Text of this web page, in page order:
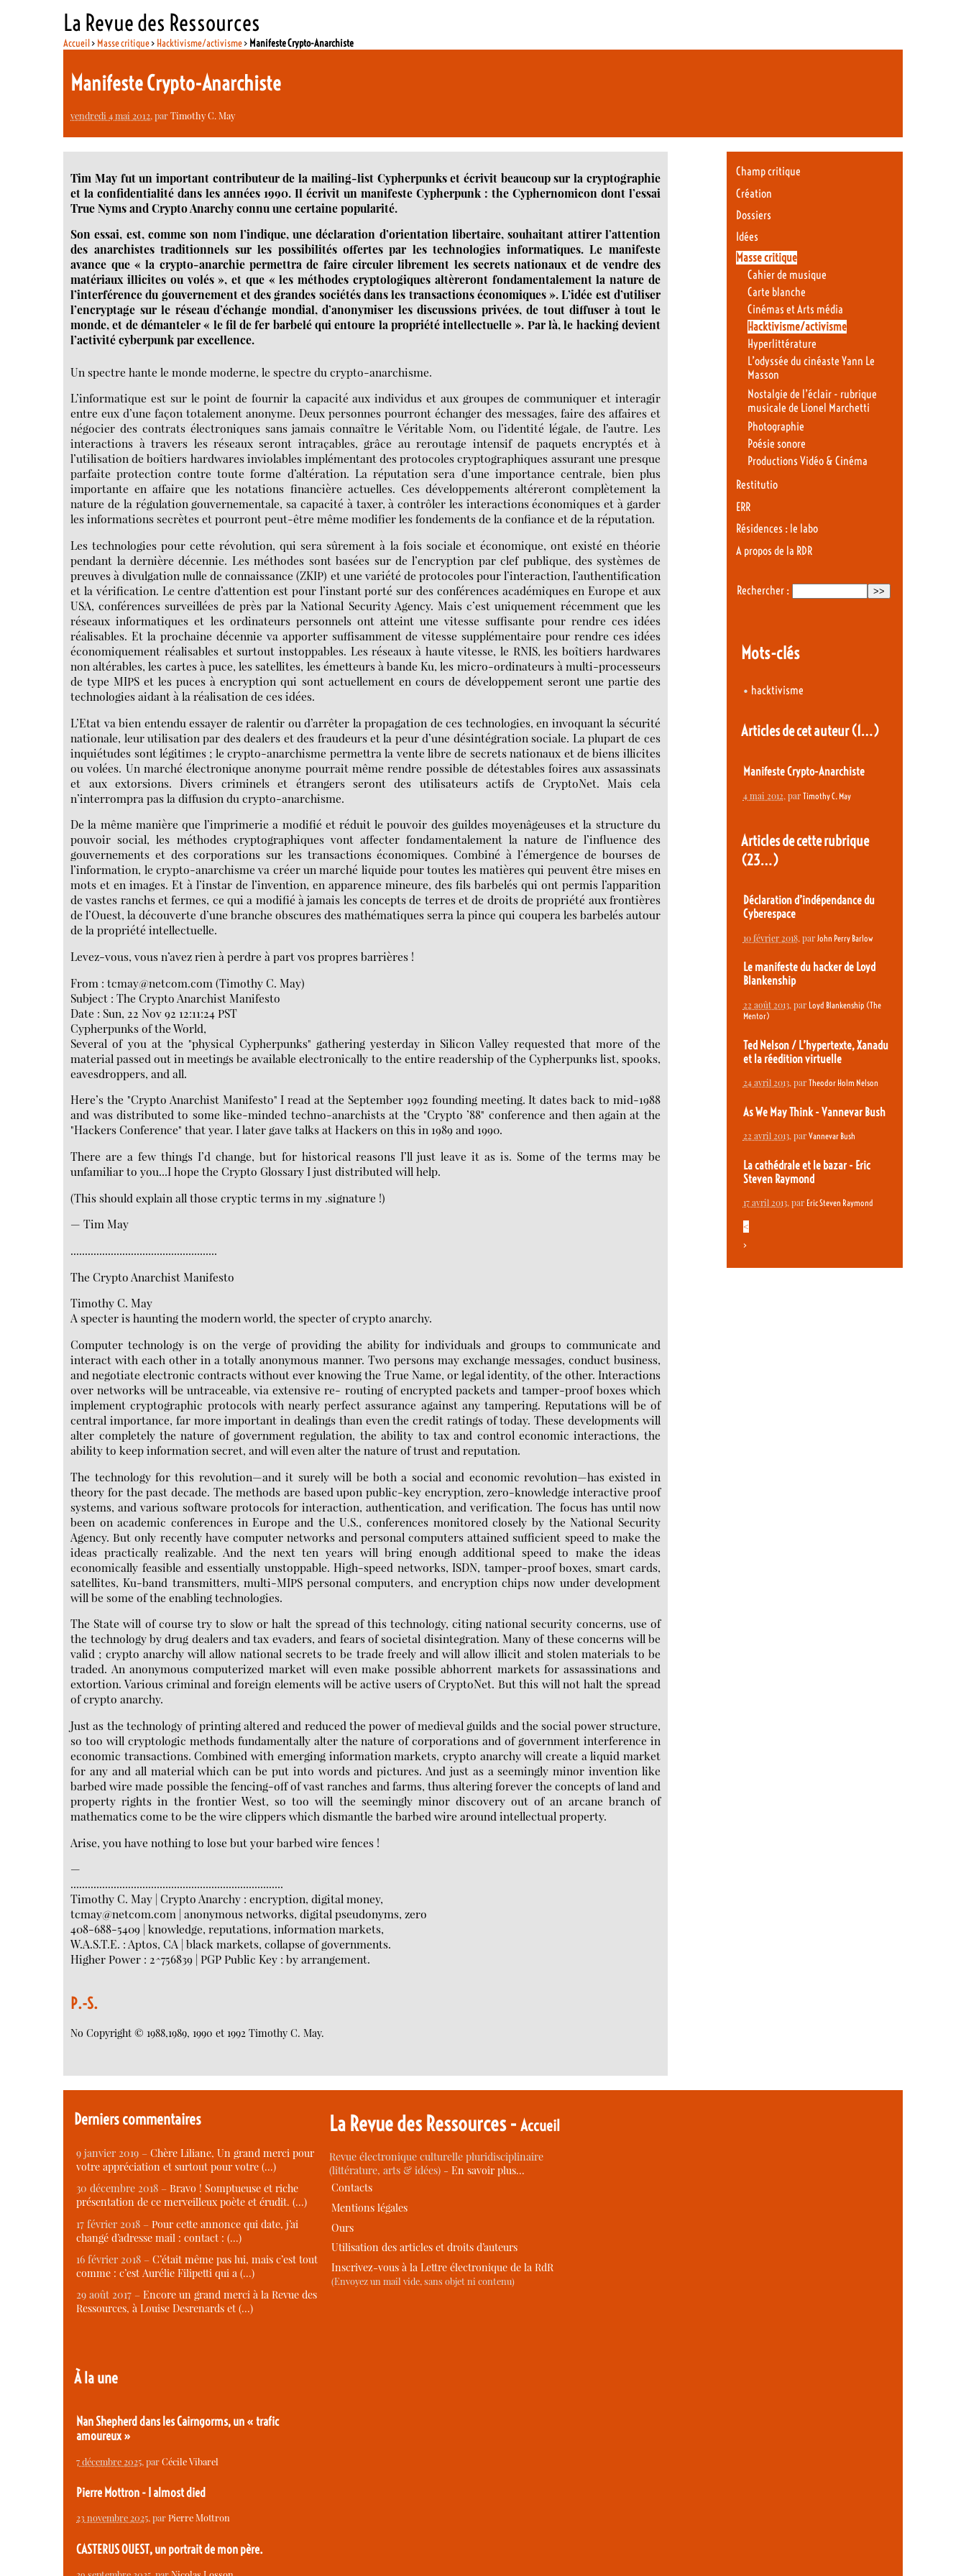
La Revue des Ressources
Accueil> Masse critique> Hacktivisme/activisme> Manifeste Crypto-Anarchiste
Manifeste Crypto-Anarchiste
vendredi 4 mai 2012, parTimothy C. May
Tim May fut un important contributeur de la mailing-list Cypherpunks et écrivit beaucoup sur la cryptographie
et la confidentialité dans les années 1990. Il écrivit un manifeste Cypherpunk : the Cyphernomicon dont l’essai
True Nyms and Crypto Anarchy connu une certaine popularité.
Son essai, est, comme son nom l’indique, une déclaration d’orientation libertaire, souhaitant attirer l’attention
des anarchistes traditionnels sur les possibilités offertes par les technologies informatiques. Le manifeste
avance que « la crypto-anarchie permettra de faire circuler librement les secrets nationaux et de vendre des
matériaux illicites ou volés », et que « les méthodes cryptologiques altèreront fondamentalement la nature de
l’interférence du gouvernement et des grandes sociétés dans les transactions économiques ». L’idée est d’utiliser
l’encryptage sur le réseau d’échange mondial, d’anonymiser les discussions privées, de tout diffuser à tout le
monde, et de démanteler « le fil de fer barbelé qui entoure la propriété intellectuelle ». Par là, le hacking devient
l’activité cyberpunk par excellence.
Un spectre hante le monde moderne, le spectre du crypto-anarchisme.
L’informatique est sur le point de fournir la capacité aux individus et aux groupes de communiquer et interagir
entre eux d’une façon totalement anonyme. Deux personnes pourront échanger des messages, faire des affaires et
négocier des contrats électroniques sans jamais connaître le Véritable Nom, ou l’identité légale, de l’autre. Les
interactions à travers les réseaux seront intraçables, grâce au reroutage intensif de paquets encryptés et à
l’utilisation de boîtiers hardwares inviolables implémentant des protocoles cryptographiques assurant une presque
parfaite protection contre toute forme d’altération. La réputation sera d’une importance centrale, bien plus
importante en affaire que les notations financière actuelles. Ces développements altéreront complètement la
nature de la régulation gouvernementale, sa capacité à taxer, à contrôler les interactions économiques et à garder
les informations secrètes et pourront peut-être même modifier les fondements de la confiance et de la réputation.
Les technologies pour cette révolution, qui sera sûrement à la fois sociale et économique, ont existé en théorie
pendant la dernière décennie. Les méthodes sont basées sur de l’encryption par clef publique, des systèmes de
preuves à divulgation nulle de connaissance (ZKIP) et une variété de protocoles pour l’interaction, l’authentification
et la vérification. Le centre d’attention est pour l’instant porté sur des conférences académiques en Europe et aux
USA, conférences surveillées de près par la National Security Agency. Mais c’est uniquement récemment que les
réseaux informatiques et les ordinateurs personnels ont atteint une vitesse suffisante pour rendre ces idées
réalisables. Et la prochaine décennie va apporter suffisamment de vitesse supplémentaire pour rendre ces idées
économiquement réalisables et surtout instoppables. Les réseaux à haute vitesse, le RNIS, les boîtiers hardwares
non altérables, les cartes à puce, les satellites, les émetteurs à bande Ku, les micro-ordinateurs à multi-processeurs
de type MIPS et les puces à encryption qui sont actuellement en cours de développement seront une partie des
technologies aidant à la réalisation de ces idées.
L’Etat va bien entendu essayer de ralentir ou d’arrêter la propagation de ces technologies, en invoquant la sécurité
nationale, leur utilisation par des dealers et des fraudeurs et la peur d’une désintégration sociale. La plupart de ces
inquiétudes sont légitimes ; le crypto-anarchisme permettra la vente libre de secrets nationaux et de biens illicites
ou volées. Un marché électronique anonyme pourrait même rendre possible de détestables foires aux assassinats
et aux extorsions. Divers criminels et étrangers seront des utilisateurs actifs de CryptoNet. Mais cela
n’interrompra pas la diffusion du crypto-anarchisme.
De la même manière que l’imprimerie a modifié et réduit le pouvoir des guildes moyenâgeuses et la structure du
pouvoir social, les méthodes cryptographiques vont affecter fondamentalement la nature de l’influence des
gouvernements et des corporations sur les transactions économiques. Combiné à l’émergence de bourses de
l’information, le crypto-anarchisme va créer un marché liquide pour toutes les matières qui peuvent être mises en
mots et en images. Et à l’instar de l’invention, en apparence mineure, des fils barbelés qui ont permis l’apparition
de vastes ranchs et fermes, ce qui a modifié à jamais les concepts de terres et de droits de propriété aux frontières
de l’Ouest, la découverte d’une branche obscures des mathématiques serra la pince qui coupera les barbelés autour
de la propriété intellectuelle.
Levez-vous, vous n’avez rien à perdre à part vos propres barrières !
From : tcmay@netcom.com (Timothy C. May)
Subject : The Crypto Anarchist Manifesto
Date : Sun, 22 Nov 92 12:11:24 PST
Cypherpunks of the World,
Several of you at the "physical Cypherpunks" gathering yesterday in Silicon Valley requested that more of the
material passed out in meetings be available electronically to the entire readership of the Cypherpunks list, spooks,
eavesdroppers, and all.
Here’s the "Crypto Anarchist Manifesto" I read at the September 1992 founding meeting. It dates back to mid-1988
and was distributed to some like-minded techno-anarchists at the "Crypto ’88" conference and then again at the
"Hackers Conference" that year. I later gave talks at Hackers on this in 1989 and 1990.
There are a few things I’d change, but for historical reasons I’ll just leave it as is. Some of the terms may be
unfamiliar to you...I hope the Crypto Glossary I just distributed will help.
(This should explain all those cryptic terms in my .signature !)
— Tim May
...................................................
The Crypto Anarchist Manifesto
Timothy C. May
A specter is haunting the modern world, the specter of crypto anarchy.
Computer technology is on the verge of providing the ability for individuals and groups to communicate and
interact with each other in a totally anonymous manner. Two persons may exchange messages, conduct business,
and negotiate electronic contracts without ever knowing the True Name, or legal identity, of the other. Interactions
over networks will be untraceable, via extensive re- routing of encrypted packets and tamper-proof boxes which
implement cryptographic protocols with nearly perfect assurance against any tampering. Reputations will be of
central importance, far more important in dealings than even the credit ratings of today. These developments will
alter completely the nature of government regulation, the ability to tax and control economic interactions, the
ability to keep information secret, and will even alter the nature of trust and reputation.
The technology for this revolution—and it surely will be both a social and economic revolution—has existed in
theory for the past decade. The methods are based upon public-key encryption, zero-knowledge interactive proof
systems, and various software protocols for interaction, authentication, and verification. The focus has until now
been on academic conferences in Europe and the U.S., conferences monitored closely by the National Security
Agency. But only recently have computer networks and personal computers attained sufficient speed to make the
ideas practically realizable. And the next ten years will bring enough additional speed to make the ideas
economically feasible and essentially unstoppable. High-speed networks, ISDN, tamper-proof boxes, smart cards,
satellites, Ku-band transmitters, multi-MIPS personal computers, and encryption chips now under development
will be some of the enabling technologies.
The State will of course try to slow or halt the spread of this technology, citing national security concerns, use of
the technology by drug dealers and tax evaders, and fears of societal disintegration. Many of these concerns will be
valid ; crypto anarchy will allow national secrets to be trade freely and will allow illicit and stolen materials to be
traded. An anonymous computerized market will even make possible abhorrent markets for assassinations and
extortion. Various criminal and foreign elements will be active users of CryptoNet. But this will not halt the spread
of crypto anarchy.
Just as the technology of printing altered and reduced the power of medieval guilds and the social power structure,
so too will cryptologic methods fundamentally alter the nature of corporations and of government interference in
economic transactions. Combined with emerging information markets, crypto anarchy will create a liquid market
for any and all material which can be put into words and pictures. And just as a seemingly minor invention like
barbed wire made possible the fencing-off of vast ranches and farms, thus altering forever the concepts of land and
property rights in the frontier West, so too will the seemingly minor discovery out of an arcane branch of
mathematics come to be the wire clippers which dismantle the barbed wire around intellectual property.
Arise, you have nothing to lose but your barbed wire fences !
—
..........................................................................
Timothy C. May | Crypto Anarchy : encryption, digital money,
tcmay@netcom.com | anonymous networks, digital pseudonyms, zero
408-688-5409 | knowledge, reputations, information markets,
W.A.S.T.E. : Aptos, CA | black markets, collapse of governments.
Higher Power : 2^756839 | PGP Public Key : by arrangement.
P.-S.
No Copyright © 1988,1989, 1990 et 1992 Timothy C. May.
Champ critique
Création
Dossiers
Idées
Masse critique
Cahier de musique
Carte blanche
Cinémas et Arts média
Hacktivisme/activisme
Hyperlittérature
L’odyssée du cinéaste Yann Le
Masson
Nostalgie de l’éclair - rubrique
musicale de Lionel Marchetti
Photographie
Poésie sonore
Productions Vidéo & Cinéma
Restitutio
ERR
Résidences : le labo
A propos de la RDR
Rechercher :
Mots-clés
• hacktivisme
Articles de cet auteur(1…)
Manifeste Crypto-Anarchiste
4 mai 2012, par Timothy C. May
Articles de cette rubrique
(23…)
Déclaration d’indépendance du
Cyberespace
10 février 2018, par John Perry Barlow
Le manifeste du hacker de Loyd
Blankenship
22 août 2013, par Loyd Blankenship (The
Mentor)
Ted Nelson / L’hypertexte, Xanadu
et la réedition virtuelle
24 avril 2013, par Theodor Holm Nelson
As We May Think - Vannevar Bush
22 avril 2013, par Vannevar Bush
La cathédrale et le bazar - Eric
Steven Raymond
17 avril 2013, par Eric Steven Raymond
<
>
Derniers commentaires
9 janvier 2019 – Chère Liliane, Un grand merci pour
votre appréciation et surtout pour votre (…)
30 décembre 2018 – Bravo ! Somptueuse et riche
présentation de ce merveilleux poète et érudit. (…)
17 février 2018 – Pour cette annonce qui date, j’ai
changé d’adresse mail : contact : (…)
16 février 2018 – C’était même pas lui, mais c’est tout
comme : c’est Aurélie Filipetti qui a (…)
29 août 2017 – Encore un grand merci à la Revue des
Ressources, à Louise Desrenards et (…)
À la une
Nan Shepherd dans les Cairngorms, un « trafic
amoureux »
7 décembre 2025, parCécile Vibarel
Pierre Mottron - I almost died
23 novembre 2025, parPierre Mottron
CASTERUS OUEST, un portrait de mon père.
La Revue des Ressources -Accueil
Revue électronique culturelle pluridisciplinaire
(littérature, arts & idées) -En savoir plus…
Contacts
Mentions légales
Ours
Utilisation des articles et droits d’auteurs
Inscrivez-vous à la Lettre électronique de la RdR
(Envoyez un mail vide, sans objet ni contenu)